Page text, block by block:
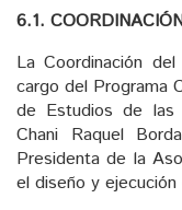
6.1.
La Coordinación
cargo del Programa
de Estudios de las
Chani Raquel
Presidenta de la
el diseño y